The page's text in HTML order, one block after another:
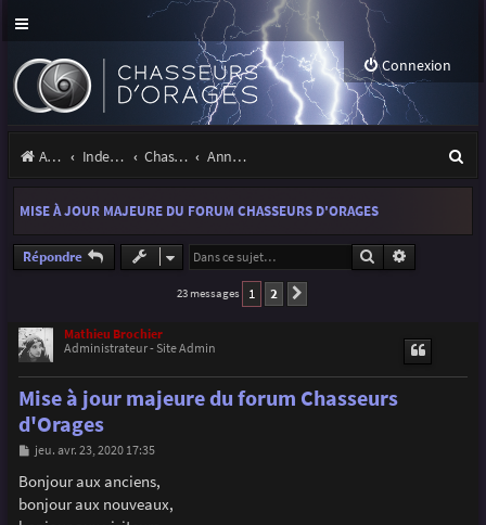
Connexion
Accueil Index du forum Chasseurs d'Orages Annonces, actualités et information du site et du forum
e
h
MISE À JOUR MAJEURE DU FORUM CHASSEURS D'ORAGES
Répondre Rechercher
23 messages 1 2
Mathieu Brochier
Administrateur - Site Admin
Mise à jour majeure du forum Chasseurs
d'Orages
M
s
s
a
jeu. avr. 23, 2020 17:35
Bonjour aux anciens,
bonjour aux nouveaux,